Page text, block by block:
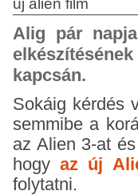
új alien film
Alig pár
kapcsán.
Sokáig kérdés
semmibe a
az Alien 3-at
hogyaz új
folytatni.